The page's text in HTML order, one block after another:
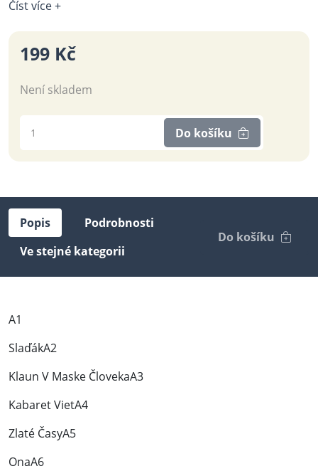
Číst více +
199 Kč
Není skladem
Do košíku
Popis
Podrobnosti
Ve stejné kategorii
Do košíku
A1
SlaďákA2
Klaun V Maske ČlovekaA3
Kabaret VietA4
Zlaté ČasyA5
OnaA6